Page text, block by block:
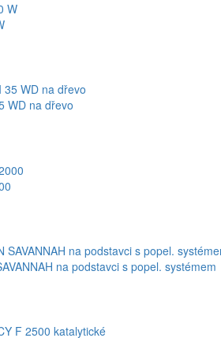
WD na dřevo
na podstavci s popel. systémem